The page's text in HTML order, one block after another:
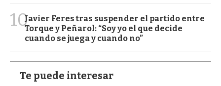
10Javier Feres tras suspender el partido entre
Torque y Peñarol: “Soy yo el que decide
cuando se juega y cuando no”
Te puede interesar